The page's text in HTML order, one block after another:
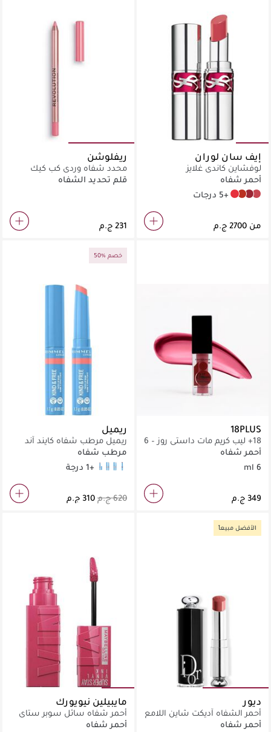
إيف سان لوران
لوفشاين كاندي غلايز
أحمر شفاه
5 Pink Satisfaction
6 Burgundy Temptation
8 Chili Delight
11 Red Thrill +5 درجات
من
ريفلوشن
محدد شفاه وردي كب كيك
قلم تحديد الشفاه
18PLUS
18+ ليب كريم مات داستي روز – 6
مل
أحمر شفاه
6 ml
50% خصم
ريميل
ريميل مرطب شفاه كايند آند
فري
مرطب شفاه
Berry Twist 006
Hibiscus Blaze 004
Apricot Beauty 002
Turbo Red 005
+1 درجة
الأفضل مبيعاً
ديور
أحمر الشفاه آديكت شاين اللامع
أحمر شفاه
مايبيلين نيويورك
أحمر شفاه سائل سوبر ستاي
فينيل إنك يدوم طويلاً
أحمر شفاه